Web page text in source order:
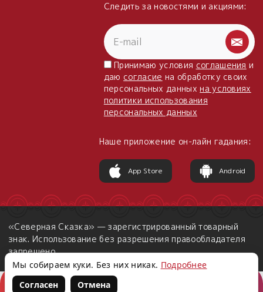
Следить за новостями и акциями:
Принимаю условия соглашения и
даю согласие на обработку своих
персональных данныхна условиях
политики использования
персональных данных
Наше приложение он-лайн гадания:
App Store Android
«Северная Сказка» — зарегистрированный товарный
знак. Использование без разрешения правообладателя
запрещено.
Мы собираем куки. Без них никак. Подробнее
Согласен
Отмена